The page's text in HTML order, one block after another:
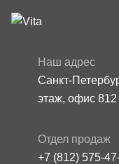
Наш адрес
Санкт-
этаж, офис 812
Отдел продаж
+7 (812) 575-